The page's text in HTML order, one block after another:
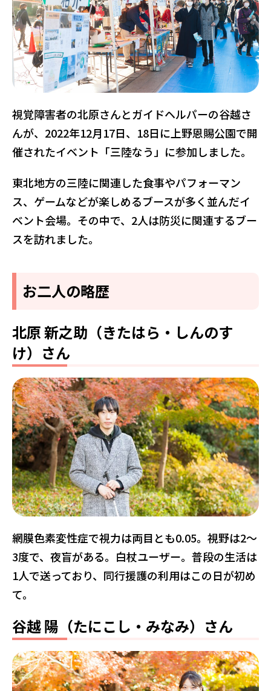
視覚障害者の北原さんとガイドヘルパーの谷越さ
んが、2022年12月17日、18日に上野恩賜公園で開
催されたイベント「三陸なう」に参加しました。
東北地方の三陸に関連した食事やパフォーマン
ス、ゲームなどが楽しめるブースが多く並んだイ
ベント会場。その中で、2人は防災に関連するブー
スを訪れました。
お二人の略歴
北原 新之助（きたはら・しんのす
け）さん
網膜色素変性症で視力は両目とも0.05。視野は2〜
3度で、夜盲がある。白杖ユーザー。普段の生活は
1人で送っており、同行援護の利用はこの日が初め
て。
谷越 陽（たにこし・みなみ）さん